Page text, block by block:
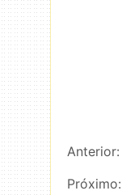
Anterior:
Próximo: